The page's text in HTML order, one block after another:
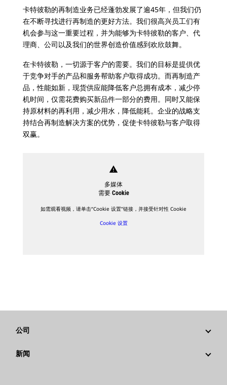
卡特彼勒的再制造业务已经蓬勃发展了逾45年，但我们仍
在不断寻找进行再制造的更好方法。我们很高兴员工们有
机会参与这一重要过程，并为能够为卡特彼勒的客户、代
理商、公司以及我们的世界创造价值感到欢欣鼓舞。
在卡特彼勒，一切源于客户的需要。我们的目标是提供优
于竞争对手的产品和服务帮助客户取得成功。而再制造产
品，性能如新，现货供应能降低客户总拥有成本，减少停
机时间，仅需花费购买新品件一部分的费用。同时又能保
持原材料的再利用，减少用水，降低能耗。企业的战略支
持结合再制造解决方案的优势，促使卡特彼勒与客户取得
双赢。
warning
多媒体
需要 Cookie
如需观看视频，请单击“Cookie 设置”链接，并接受针对性 Cookie
Cookie 设置
公司
战略
新闻